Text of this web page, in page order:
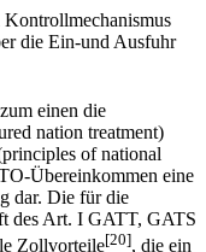
die Ein-und Ausfuhr
einen die
nation treatment)
of national
Übereinkommen eine
dar. Die für die
des Art. I GATT, GATS